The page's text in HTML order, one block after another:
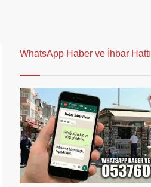
WhatsApp Haber ve İhbar Hattı